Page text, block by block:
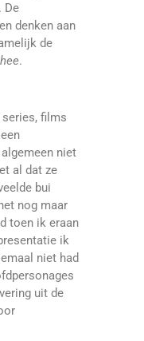
De
denken aan
de
.
films
niet
al dat ze
bui
nog maar
toen ik eraan
ik
niet had
uit de